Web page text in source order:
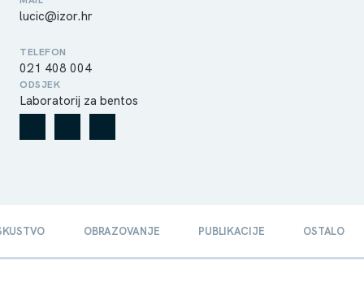
lucic@izor.hr
TELEFON
021 408 004
ODSJEK
Laboratorij za bentos
OBRAZOVANJE PUBLIKACIJE OSTALO